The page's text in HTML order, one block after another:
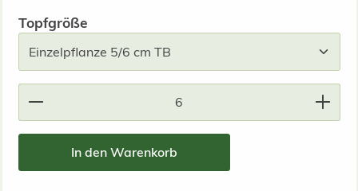
Topfgrößeauswählen
Produkt Anzahl: Gib den gewünschten Wert ein
In den Warenkorb